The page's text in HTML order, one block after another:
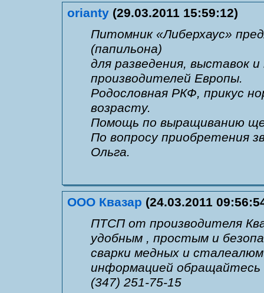
orianty (29.03.2011 15:59:12)
Питомник «Либерхаус»
(папильона)
для разведения, выставок
производителей Европы.
Родословная РКФ, прикус
возрасту.
Помощь по выращиванию
По вопросу приобретения
Ольга.
ООО Квазар (24.03.2011
ПТСП от производителя
удобным , простым и
сварки медных и
информацией обращайтесь
(347) 251-75-15